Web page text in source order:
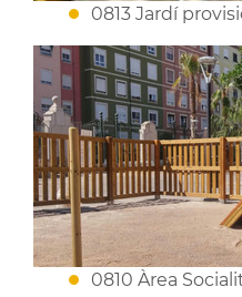
0813 Jardí
0810 Àrea